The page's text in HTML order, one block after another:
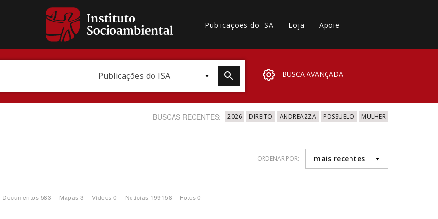
Publicações do ISA Loja Apoie
Publicações do ISA BUSCA AVANÇADA
BUSCAS RECENTES: 2026 DIREITO ANDREAZZA POSSUELO MULHER
ORDENAR POR: mais recentes
Documentos 583 Mapas 3 Vídeos 0 Notícias 199158 Fotos 0